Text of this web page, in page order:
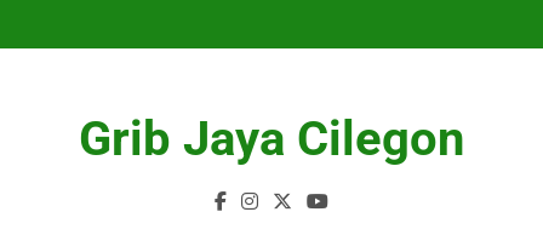
Grib Jaya Cilegon